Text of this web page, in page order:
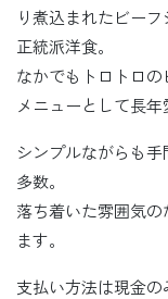
り煮込まれたビー
正統派洋食。
なかでもトロトロ
メニューとして長年
シンプルながらも
多数。
落ち着いた雰囲気
ます。
支払い方法は現金の